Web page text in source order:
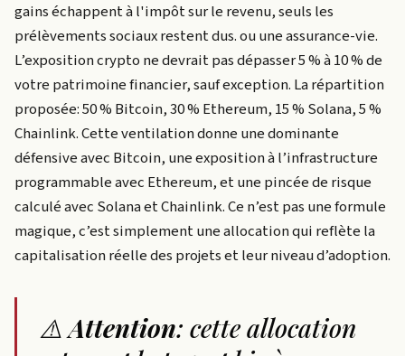
gains échappent à l'impôt sur le revenu, seuls les
prélèvements sociaux restent dus.ou une assurance-vie.
L’exposition crypto ne devrait pas dépasser 5 % à 10 % de
votre patrimoine financier, sauf exception. La répartition
proposée: 50 % Bitcoin, 30 % Ethereum, 15 % Solana, 5 %
Chainlink. Cette ventilation donne une dominante
défensive avec Bitcoin, une exposition à l’infrastructure
programmable avec Ethereum, et une pincée de risque
calculé avec Solana et Chainlink. Ce n’est pas une formule
magique, c’est simplement une allocation qui reflète la
capitalisation réelle des projets et leur niveau d’adoption.
⚠️Attention: cette allocation